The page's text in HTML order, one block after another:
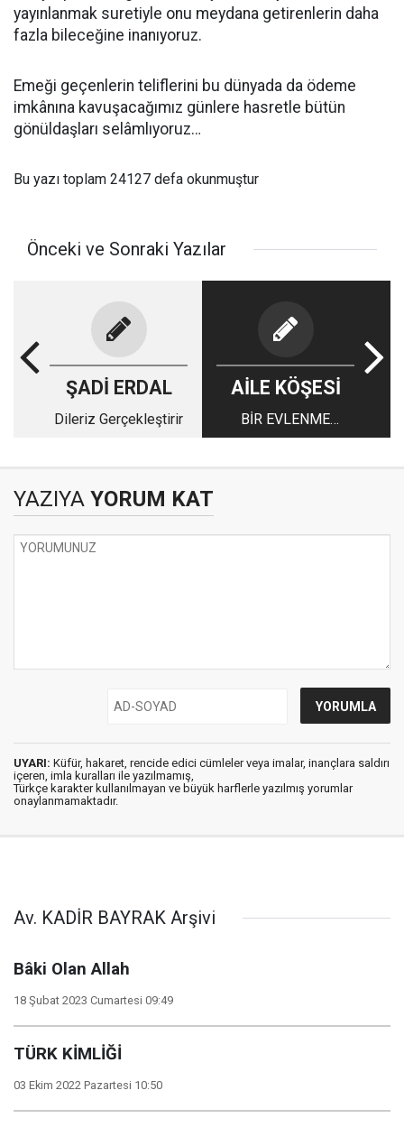
yayınlanmak suretiyle onu meydana getirenlerin daha
fazla bileceğine inanıyoruz.
Emeği geçenlerin teliflerini bu dünyada da ödeme
imkânına kavuşacağımız günlere hasretle bütün
gönüldaşları selâmlıyoruz…
Bu yazı toplam 24127 defa okunmuştur
Önceki ve Sonraki Yazılar
ŞADİ ERDAL
Dileriz Gerçekleştirir
AİLE KÖŞESİ
BİR EVLENME
ENGELİ OLARAK SÜT
YAZIYA YORUM KAT
UYARI: Küfür, hakaret, rencide edici cümleler veya imalar, inançlara saldırı
içeren, imla kuralları ile yazılmamış,
Türkçe karakter kullanılmayan ve büyük harflerle yazılmış yorumlar
onaylanmamaktadır.
Av. KADİR BAYRAK Arşivi
Bâki Olan Allah
18 Şubat 2023 Cumartesi 09:49
TÜRK KİMLİĞİ
03 Ekim 2022 Pazartesi 10:50